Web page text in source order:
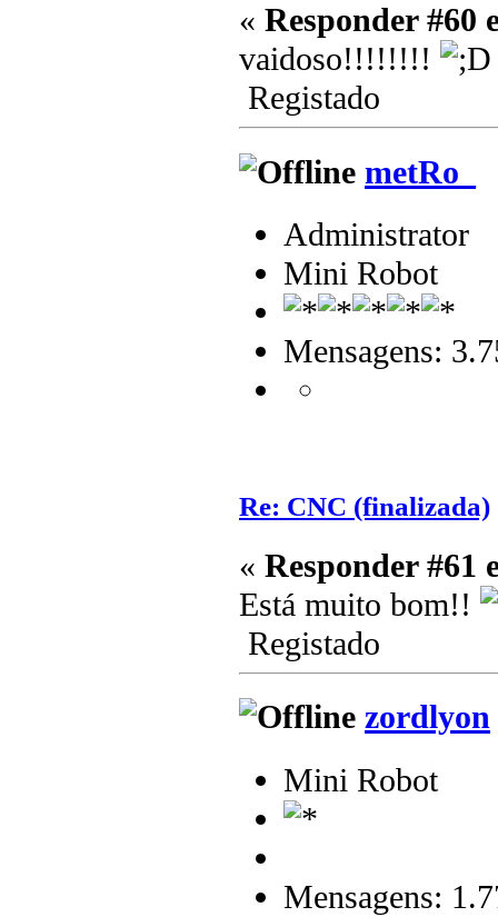
« Responder #60
vaidoso!!!!!!!!
Registado
metRo_
Administrator
Mini Robot
Mensagens:
Re: CNC (finalizada)
« Responder #61
Está muito bom!!
Registado
zordlyon
Mini Robot
Mensagens: